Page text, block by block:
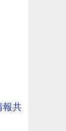
報共